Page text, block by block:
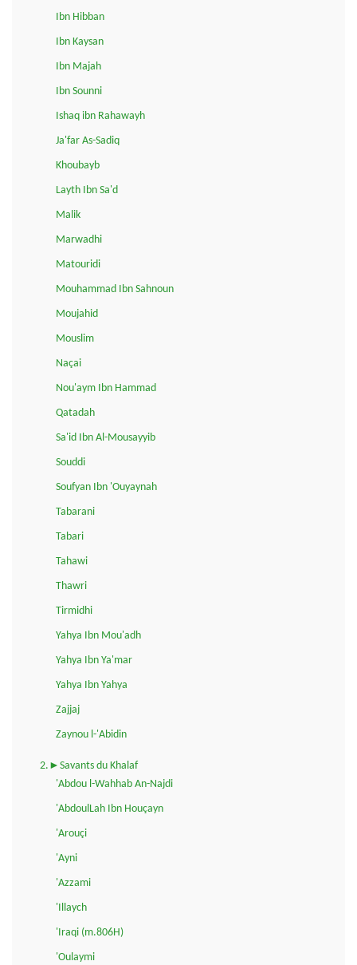
Ibn Hibban
Ibn Kaysan
Ibn Majah
Ibn Sounni
Ishaq ibn Rahawayh
Ja'far As-Sadiq
Khoubayb
Layth Ibn Sa'd
Malik
Marwadhi
Matouridi
Mouhammad Ibn Sahnoun
Moujahid
Mouslim
Naçai
Nou'aym Ibn Hammad
Qatadah
Sa'id Ibn Al-Mousayyib
Souddi
Soufyan Ibn 'Ouyaynah
Tabarani
Tabari
Tahawi
Thawri
Tirmidhi
Yahya Ibn Mou'adh
Yahya Ibn Ya'mar
Yahya Ibn Yahya
Zajjaj
Zaynou l-'Abidin
2.►Savants du Khalaf
'Abdou l-Wahhab An-Najdi
'AbdoulLah Ibn Houçayn
'Arouçi
'Ayni
'Azzami
'Illaych
'Iraqi (m.806H)
'Oulaymi